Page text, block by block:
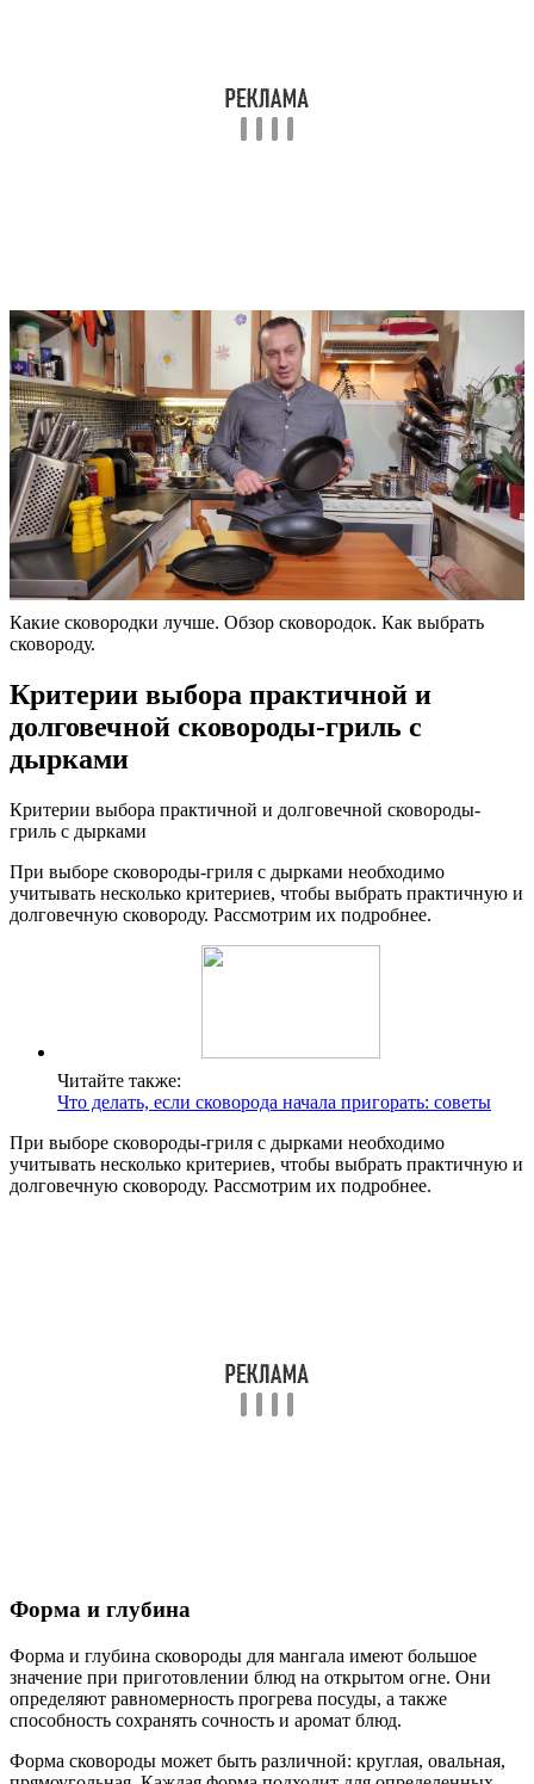
Какие сковородки лучше. Обзор сковородок. Как выбрать
сковороду.
Критерии выбора практичной и
долговечной сковороды-гриль с
дырками
Критерии выбора практичной и долговечной сковороды-
гриль с дырками
При выборе сковороды-гриля с дырками необходимо
учитывать несколько критериев, чтобы выбрать практичную и
долговечную сковороду. Рассмотрим их подробнее.
Читайте также:
Что делать, если сковорода начала пригорать: советы
При выборе сковороды-гриля с дырками необходимо
учитывать несколько критериев, чтобы выбрать практичную и
долговечную сковороду. Рассмотрим их подробнее.
Форма и глубина
Форма и глубина сковороды для мангала имеют большое
значение при приготовлении блюд на открытом огне. Они
определяют равномерность прогрева посуды, а также
способность сохранять сочность и аромат блюд.
Форма сковороды может быть различной: круглая, овальная,